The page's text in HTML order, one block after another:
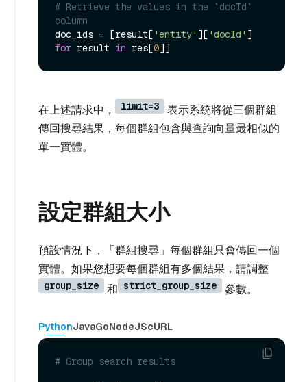
# Retrieve the values in the `docId`
column
doc_ids = [result[ 'entity' ][ 'docId'
for result in res[0
在上述請求中， limit=3
表示系統將從三個群組
傳回搜尋結果，每個群組包含與查詢向量最相似的
單一實體。
設定群組大小
預設情況下，「群組搜尋」每個群組只會傳回一個
實體。如果您想要每個群組有多個結果，請調整
group_size 和 strict_group_size 參數。
PythonJavaGoNodeJScURL
# Group search results